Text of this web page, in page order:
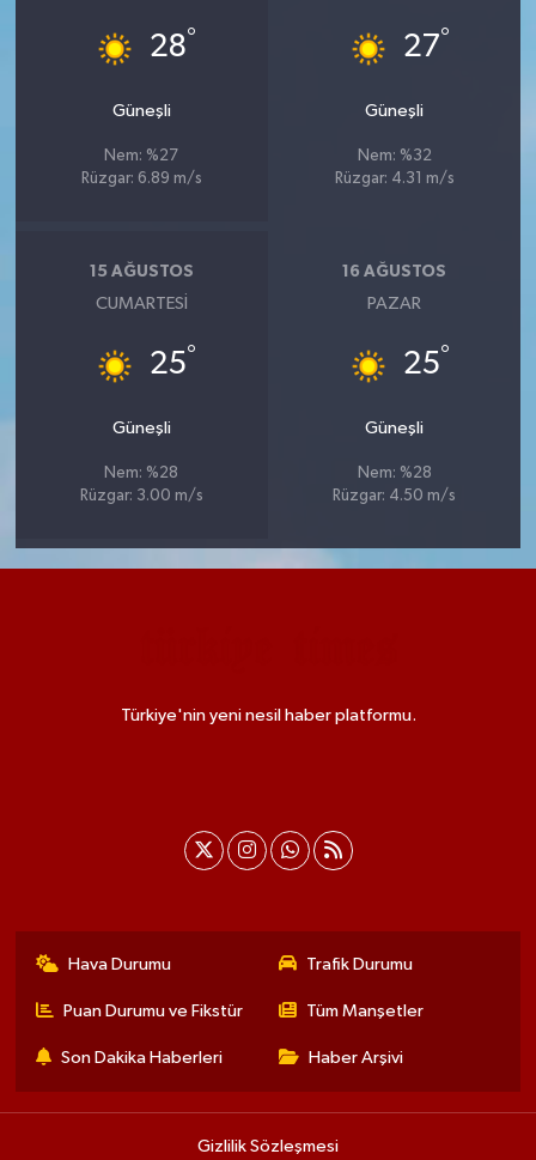
28°
Güneşli
Nem: %27
Rüzgar: 6.89 m/s
27°
Güneşli
Nem: %32
Rüzgar: 4.31 m/s
15 AĞUSTOS
CUMARTESI
25°
Güneşli
Nem: %28
Rüzgar: 3.00 m/s
16 AĞUSTOS
PAZAR
25°
Güneşli
Nem: %28
Rüzgar: 4.50 m/s
Türkiye'nin yeni nesil haber platformu.
Hava Durumu Trafik Durumu
Puan Durumu ve Fikstür Tüm Manşetler
Son Dakika Haberleri Haber Arşivi
Gizlilik Sözleşmesi